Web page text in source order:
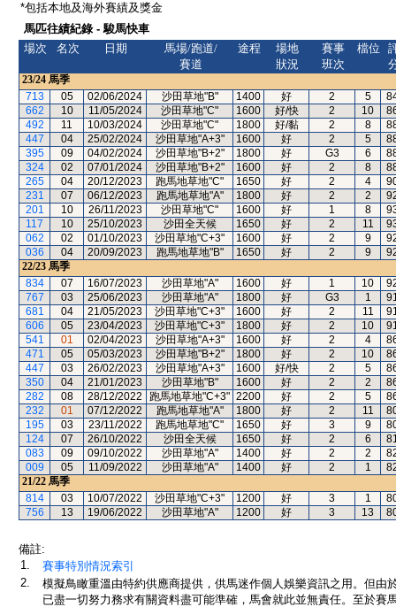
*包括本地及海外賽績及獎金
馬匹往績紀錄 - 駿馬快車
場次
名次 日期
馬場/跑道/
賽道
途程
場地
狀況
賽事
班次
檔位
23/24 馬季
713
05 02/06/2024 沙田草地"B" 1400 好 2 5
662
10 11/05/2024 沙田草地"C" 1600 好/快 2 10
492
11 10/03/2024 沙田草地"C" 1800 好/黏 2 8
447
04 25/02/2024 沙田草地"A+3" 1600 好 2 5
395
09 04/02/2024 沙田草地"B+2" 1800 好 G3 6
324
02 07/01/2024 沙田草地"B+2" 1600 好 2 8
265
04 20/12/2023 跑馬地草地"C" 1650 好 2 4
231
07 06/12/2023 跑馬地草地"A" 1800 好 2 2
201
10 26/11/2023 沙田草地"C" 1600 好 1 8
117
10 25/10/2023 沙田全天候 1650 好 2 11
062
02 01/10/2023 沙田草地"C+3" 1600 好 2 9
036
04 20/09/2023 跑馬地草地"B" 1650 好 2 9
22/23 馬季
834
07 16/07/2023 沙田草地"A" 1600 好 1 10
767
03 25/06/2023 沙田草地"A" 1800 好 G3 1
681
04 21/05/2023 沙田草地"C+3" 1600 好 2 11
606
05 23/04/2023 沙田草地"C+3" 1800 好 2 10
541
01 02/04/2023 沙田草地"A+3" 1600 好 2 4
471
05 05/03/2023 沙田草地"B+2" 1800 好 2 10
447
03 26/02/2023 沙田草地"A+3" 1600 好/快 2 5
350
04 21/01/2023 沙田草地"B" 1600 好 2 2
282
08 28/12/2022 跑馬地草地"C+3" 2200 好 2 5
232
01 07/12/2022 跑馬地草地"A" 1800 好 2 11
195
03 23/11/2022 跑馬地草地"C" 1650 好 3 9
124
07 26/10/2022 沙田全天候 1650 好 2 6
083
09 09/10/2022 沙田草地"A" 1400 好 2 2
009
05 11/09/2022 沙田草地"A" 1400 好 2 1
21/22 馬季
814
03 10/07/2022 沙田草地"C+3" 1200 好 3 1
756
13 19/06/2022 沙田草地"A" 1200 好 3 13
備註:
1.
賽事特別情況索引
2.
模擬鳥瞰重溫由特約供應商提供，供馬迷作個人娛樂資訊之用。但
已盡一切努力務求有關資料盡可能準確，馬會就此並無責任。至於賽